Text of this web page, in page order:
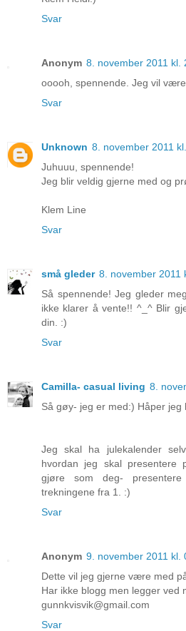
Svar
Anonym 8. november 2011 kl.
ooooh, spennende. Jeg vil
Svar
Unknown 8. november 2011
Juhuuu, spennende!
Jeg blir veldig gjerne med og
Klem Line
Svar
små gleder 8. november 2011
Så spennende! Jeg gleder
ikke klarer å vente!! ^_^ Blir
din. :)
Svar
Camilla- casual living 8.
Så gøy- jeg er med:) Håper jeg
Jeg skal ha julekalender
hvordan jeg skal presentere
gjøre som deg-
trekningene fra 1. :)
Svar
Anonym 9. november 2011 kl.
Dette vil jeg gjerne være med
Har ikke blogg men legger ved
gunnkvisvik@gmail.com
Svar